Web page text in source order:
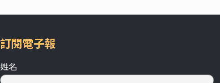
訂閱電子報
姓名